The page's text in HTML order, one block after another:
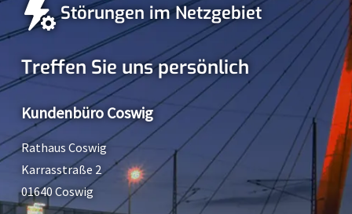
Störungen im Netzgebiet
Treffen Sie uns persönlich
Kundenbüro Coswig
Rathaus Coswig
Karrasstraße 2
01640 Coswig